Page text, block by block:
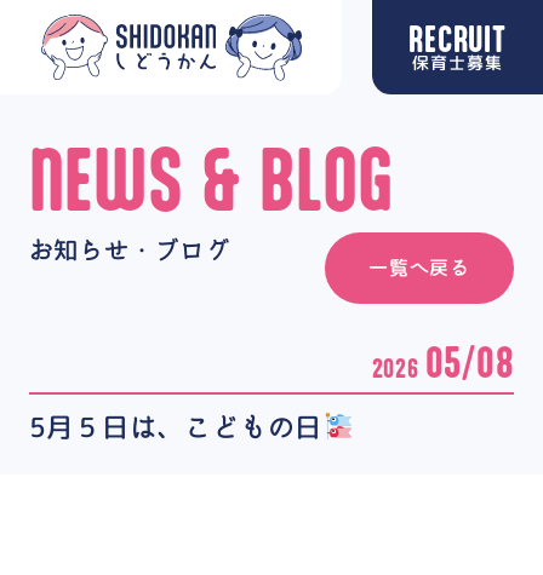
RECRUIT
保育士募集
NEWS & BLOG
お知らせ・ブログ
一覧へ戻る
2026 05/08
5月５日は、こどもの日